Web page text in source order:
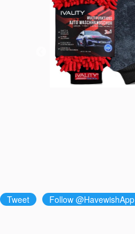
Tweet Follow @HavewishApp